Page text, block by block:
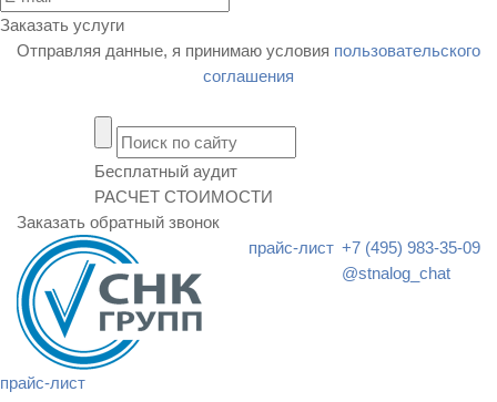
Заказать услуги
Отправляя данные, я принимаю условия пользовательского
соглашения
Бесплатный аудит
РАСЧЕТ СТОИМОСТИ
Заказать обратный звонок
+7 (495) 983-35-09
@stnalog_chat
прайс-лист
прайс-лист